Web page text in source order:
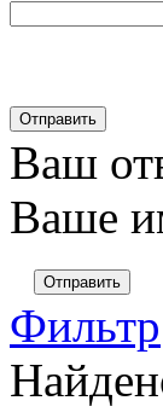
Ваш
Ваше
Отправить
Фильтр